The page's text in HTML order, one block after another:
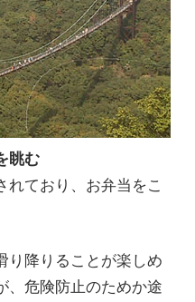
眺む
ており、お弁当をこ
降りることが楽しめ
、危険防止のためか途